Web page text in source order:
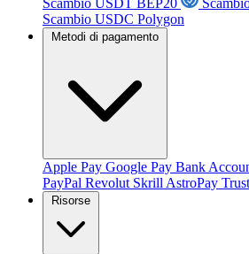
Scambio USDT BEP20
Scambio USDC Polygon
Metodi di pagamento
Apple Pay Google Pay Bank
PayPal Revolut Skrill AstroPay
Risorse